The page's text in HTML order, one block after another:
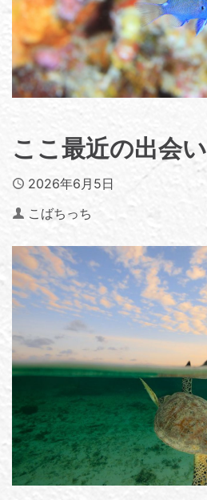
ここ最近の出会い
Published
2026年6月5日
Author
こばちっち